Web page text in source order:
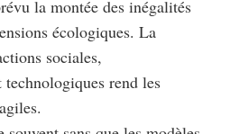
la montée des inégalités
écologiques. La
sociales,
rend les